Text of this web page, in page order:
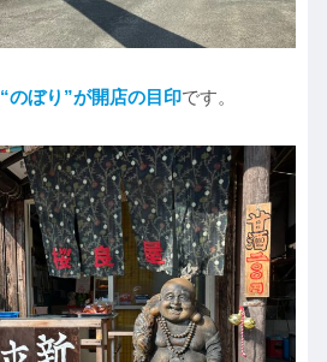
“のぼり”が開店の目印です。